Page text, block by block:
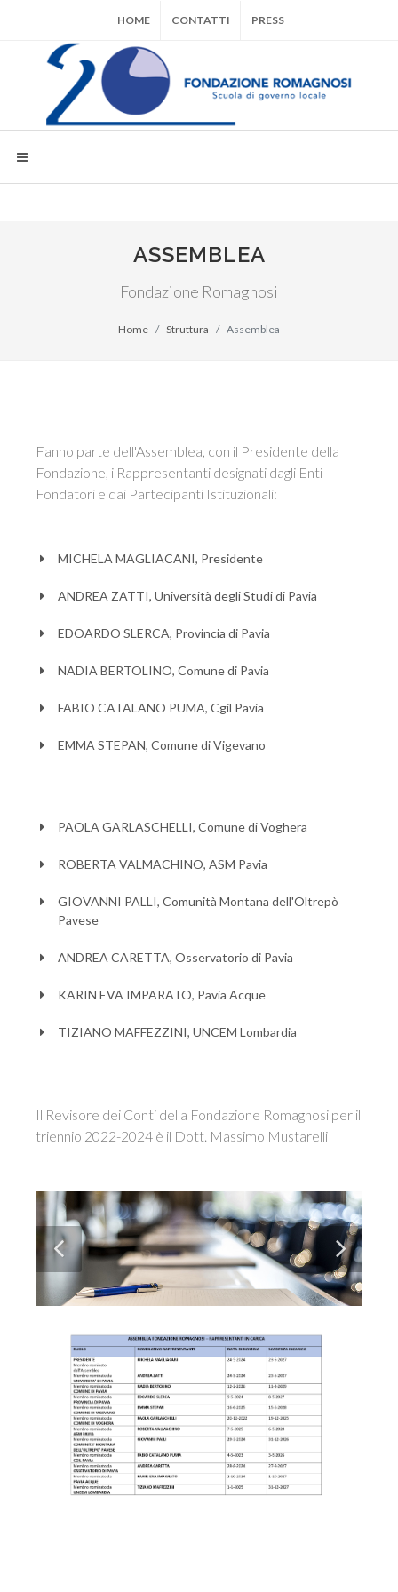
HOME CONTATTI PRESS
ASSEMBLEA
Fondazione Romagnosi
Home Struttura Assemblea
Fanno parte dell'Assemblea, con il Presidente della
Fondazione, i Rappresentanti designati dagli Enti
Fondatori e dai Partecipanti Istituzionali:
MICHELA MAGLIACANI, Presidente
ANDREA ZATTI, Università degli Studi di Pavia
EDOARDO SLERCA, Provincia di Pavia
NADIA BERTOLINO, Comune di Pavia
FABIO CATALANO PUMA, Cgil Pavia
EMMA STEPAN, Comune di Vigevano
PAOLA GARLASCHELLI, Comune di Voghera
ROBERTA VALMACHINO, ASM Pavia
GIOVANNI PALLI, Comunità Montana dell'Oltrepò
Pavese
ANDREA CARETTA, Osservatorio di Pavia
KARIN EVA IMPARATO, Pavia Acque
TIZIANO MAFFEZZINI, UNCEM Lombardia
Il Revisore dei Conti della Fondazione Romagnosi per il
triennio 2022-2024 è il Dott. Massimo Mustarelli